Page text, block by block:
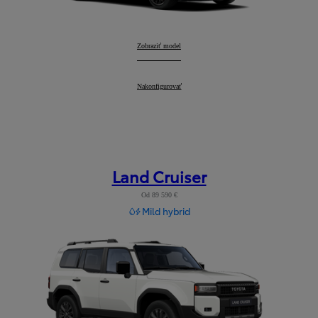
GR Yaris :
Zobraziť model
GR Yaris:
Nakonfigurovať
Land Cruiser
Od 89 590 €
Mild hybrid